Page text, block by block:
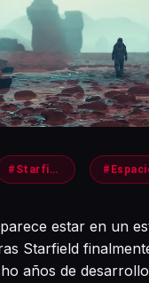
#Starfield
estar en un
Starfield
años de